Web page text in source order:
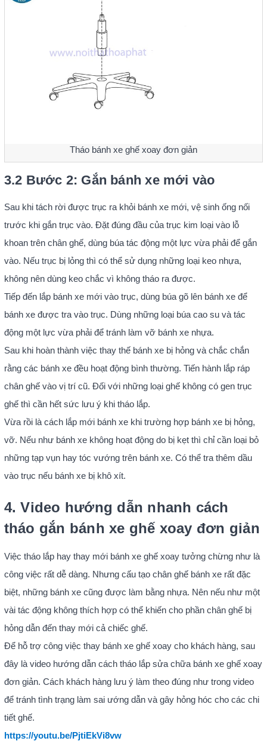
Tháo bánh xe ghế xoay đơn giản
3.2 Bước 2: Gắn bánh xe mới vào
Sau khi tách rời được trục ra khỏi bánh xe mới, vệ sinh ống nối
trước khi gắn trục vào. Đặt đúng đầu của trục kim loại vào lỗ
khoan trên chân ghế, dùng búa tác động một lực vừa phải để gắn
vào. Nếu trục bị lỏng thì có thể sử dụng những loại keo nhựa,
không nên dùng keo chắc vì không tháo ra được.
Tiếp đến lắp bánh xe mới vào trục, dùng búa gõ lên bánh xe để
bánh xe được tra vào trục. Dùng những loại búa cao su và tác
động một lực vừa phải để tránh làm vỡ bánh xe nhựa.
Sau khi hoàn thành việc thay thế bánh xe bị hỏng và chắc chắn
rằng các bánh xe đều hoạt động bình thường. Tiến hành lắp ráp
chân ghế vào vị trí cũ. Đối với những loại ghế không có gen trục
ghế thì cần hết sức lưu ý khi tháo lắp.
Vừa rồi là cách lắp mới bánh xe khi trường hợp bánh xe bị hỏng,
vỡ. Nếu như bánh xe không hoạt động do bị kẹt thì chỉ cần loại bỏ
những tạp vụn hay tóc vướng trên bánh xe. Có thể tra thêm dầu
vào trục nếu bánh xe bị khô xít.
4. Video hướng dẫn nhanh cách
tháo gắn bánh xe ghế xoay đơn giản
Việc tháo lắp hay thay mới bánh xe ghế xoay tưởng chừng như là
công việc rất dễ dàng. Nhưng cấu tạo chân ghế bánh xe rất đặc
biệt, những bánh xe cũng được làm bằng nhựa. Nên nếu như một
vài tác động không thích hợp có thể khiến cho phần chân ghế bị
hỏng dẫn đến thay mới cả chiếc ghế.
Để hỗ trợ công việc thay bánh xe ghế xoay cho khách hàng, sau
đây là video hướng dẫn cách tháo lắp sửa chữa bánh xe ghế xoay
đơn giản. Cách khách hàng lưu ý làm theo đúng như trong video
để tránh tình trạng làm sai ướng dẫn và gây hỏng hóc cho các chi
tiết ghế.
https://youtu.be/PjtiEkVi8vw